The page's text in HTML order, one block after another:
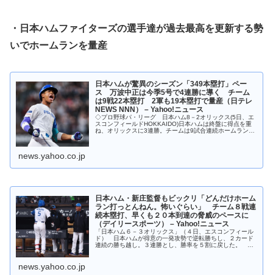
・日本ハムファイターズの選手達が過去最高を更新する勢
いでホームランを量産
日本ハムが驚異のシーズン「349本塁打」ペー
ス 万波中正は今季5号で4連勝に導く チーム
は9戦22本塁打 2軍も19本塁打で量産（日テレ
NEWS NNN） – Yahoo!ニュース
◇プロ野球パ・リーグ 日本ハム8－2オリックス(5日、エ
スコンフィールドHOKKAIDO)日本ハムは終盤に得点を重
ね、オリックスに3連勝。チームは9試合連続ホームランが
news.yahoo.co.jp
日本ハム・新庄監督もビックリ「どんだけホーム
ラン打っとんねん。怖いぐらい」 チーム８戦連
続本塁打、早くも２０本到達の脅威のペースに
（デイリースポーツ） – Yahoo!ニュース
「日本ハム６－３オリックス」（４日、エスコンフィール
ド） 日本ハムが得意の一発攻勢で逆転勝ちし、２カード
連続の勝ち越し。３連勝とし、勝率を５割に戻した。 ２
news.yahoo.co.jp